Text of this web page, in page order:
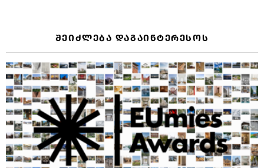
ᲨᲔᲘᲫᲚᲔᲑᲐ ᲓᲐᲒᲐᲘᲜᲢᲔᲠᲔᲡᲝᲡ